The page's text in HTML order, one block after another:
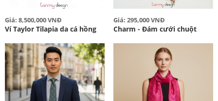
Giá: 8,500,000 VNĐ
Ví Taylor Tilapia da cá hồng
Giá: 295,000 VNĐ
Charm - Đám cưới chuột